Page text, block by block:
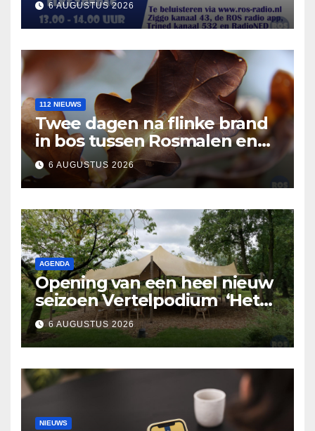
6 AUGUSTUS 2026
112 NIEUWS
Twee dagen na flinke brand
in bos tussen Rosmalen en
Nuland
6 AUGUSTUS 2026
AGENDA
Opening van een heel nieuw
seizoen Vertelpodium ‘Het
Lopende Vuur’. Landelijke
verhalen in Bomentuin D’n
Hooidonk
6 AUGUSTUS 2026
NIEUWS